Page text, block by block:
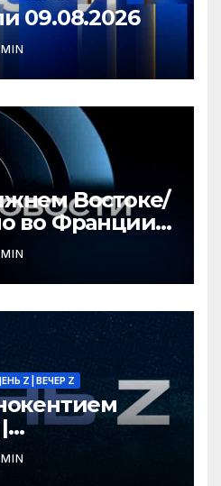
09.08.2026
Востоке/
во Франции /
в РФ/ РЕН
09.08.2026
Z | ВЕЧЕР Z
| 9 августа